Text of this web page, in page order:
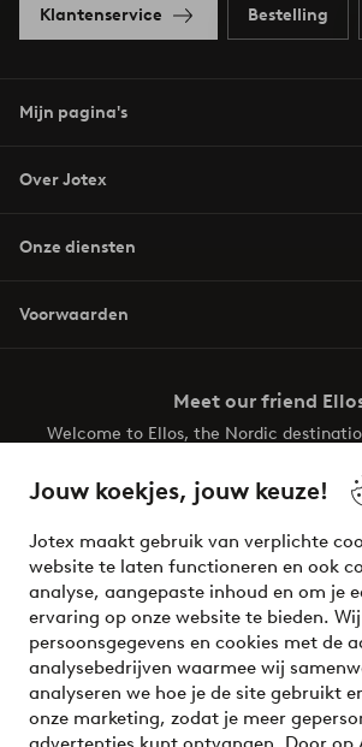
Jouw koekjes, jouw keuze!
Jotex maakt gebruik van verplichte
website te laten functioneren en ook
analyse, aangepaste inhoud en om je
ervaring op onze website te bieden.
persoonsgegevens en cookies met de
analysebedrijven waarmee wij
analyseren we hoe je de site gebruikt
onze marketing, zodat je meer
Klantenservice Bestelling
Mijn pagina's
Over Jotex
Onze diensten
Voorwaarden
Meet our friend
Welcome to Ellos, the Nordic
your wardrobe. Your next inspiring
Veilig betalen - Nu betalen of
Wil je meer weten over onze